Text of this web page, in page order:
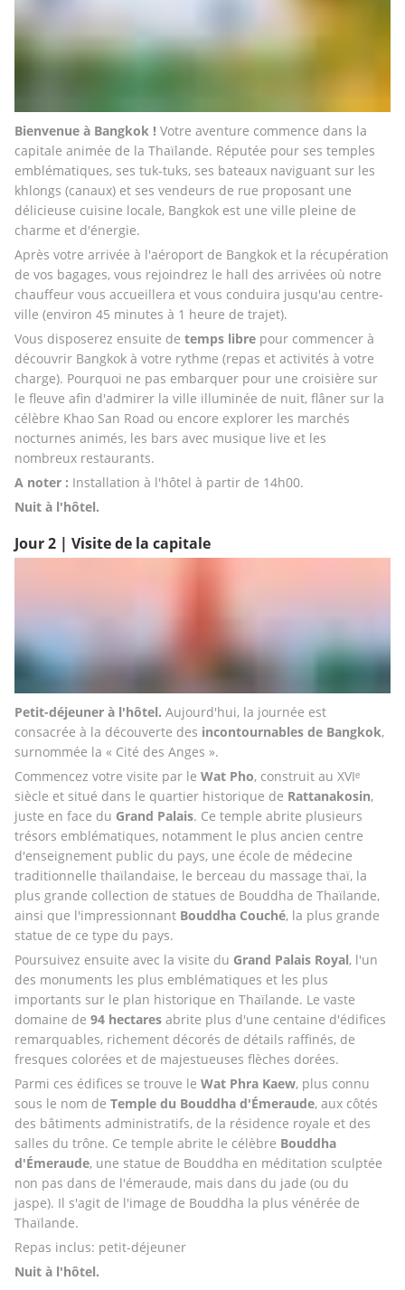
Bienvenue à Bangkok ! Votre aventure commence dans la
capitale animée de la Thaïlande. Réputée pour ses temples
emblématiques, ses tuk-tuks, ses bateaux naviguant sur les
khlongs (canaux) et ses vendeurs de rue proposant une
délicieuse cuisine locale, Bangkok est une ville pleine de
charme et d'énergie.
Après votre arrivée à l'aéroport de Bangkok et la récupération
de vos bagages, vous rejoindrez le hall des arrivées où notre
chauffeur vous accueillera et vous conduira jusqu'au centre-
ville (environ 45 minutes à 1 heure de trajet).
Vous disposerez ensuite de temps libre pour commencer à
découvrir Bangkok à votre rythme (repas et activités à votre
charge). Pourquoi ne pas embarquer pour une croisière sur
le fleuve afin d'admirer la ville illuminée de nuit, flâner sur la
célèbre Khao San Road ou encore explorer les marchés
nocturnes animés, les bars avec musique live et les
nombreux restaurants.
A noter : Installation à l'hôtel à partir de 14h00.
Nuit à l'hôtel.
Jour 2 | Visite de la capitale
Petit-déjeuner à l'hôtel. Aujourd'hui, la journée est
consacrée à la découverte des incontournables de Bangkok,
surnommée la « Cité des Anges ».
Commencez votre visite par le Wat Pho, construit au XVIᵉ
siècle et situé dans le quartier historique de Rattanakosin,
juste en face du Grand Palais. Ce temple abrite plusieurs
trésors emblématiques, notamment le plus ancien centre
d'enseignement public du pays, une école de médecine
traditionnelle thaïlandaise, le berceau du massage thaï, la
plus grande collection de statues de Bouddha de Thaïlande,
ainsi que l'impressionnant Bouddha Couché, la plus grande
statue de ce type du pays.
Poursuivez ensuite avec la visite du Grand Palais Royal, l'un
des monuments les plus emblématiques et les plus
importants sur le plan historique en Thaïlande. Le vaste
domaine de 94 hectares abrite plus d'une centaine d'édifices
remarquables, richement décorés de détails raffinés, de
fresques colorées et de majestueuses flèches dorées.
Parmi ces édifices se trouve le Wat Phra Kaew, plus connu
sous le nom de Temple du Bouddha d'Émeraude, aux côtés
des bâtiments administratifs, de la résidence royale et des
salles du trône. Ce temple abrite le célèbre Bouddha
d'Émeraude, une statue de Bouddha en méditation sculptée
non pas dans de l'émeraude, mais dans du jade (ou du
jaspe). Il s'agit de l'image de Bouddha la plus vénérée de
Thaïlande.
Repas inclus: petit-déjeuner
Nuit à l'hôtel.